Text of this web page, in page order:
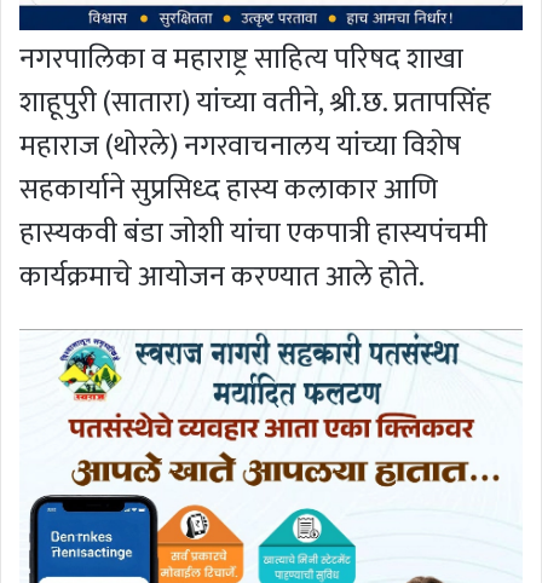
नगरपालिका व महाराष्ट्र साहित्य परिषद शाखा
शाहूपुरी (सातारा) यांच्या वतीने, श्री.छ. प्रतापसिंह
महाराज (थोरले) नगरवाचनालय यांच्या विशेष
सहकार्याने सुप्रसिध्द हास्य कलाकार आणि
हास्यकवी बंडा जोशी यांचा एकपात्री हास्यपंचमी
कार्यक्रमाचे आयोजन करण्यात आले होते.